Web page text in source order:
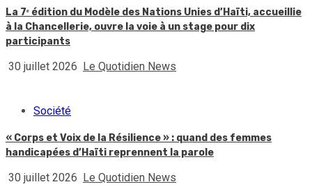
La 7ᵉ édition du Modèle des Nations Unies d’Haïti, accueillie
à la Chancellerie, ouvre la voie à un stage pour dix
participants
30 juillet 2026 Le Quotidien News
Société
« Corps et Voix de la Résilience » : quand des femmes
handicapées d’Haïti reprennent la parole
30 juillet 2026 Le Quotidien News